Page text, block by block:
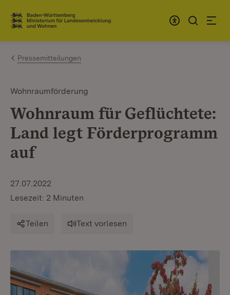
Zum Inhalt springen
Link zur Startseite
Pressemitteilungen
Wohnraumförderung
Wohnraum für Geflüchtete:
Land legt Förderprogramm
auf
27.07.2022
Lesezeit: 2 Minuten
Teilen Text vorlesen